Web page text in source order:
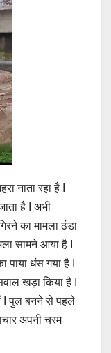
नाता रहा है I
है I अभी
का मामला ठंडा
सामने आया है I
धंस गया है I
खड़ा किया है I
I पुल बनने से पहले
अपनी चरम